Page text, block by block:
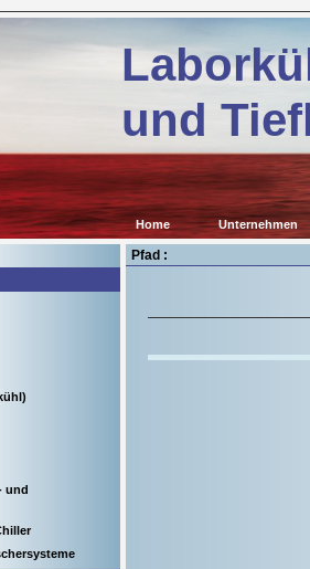
und
Home Unternehmen
und
Pfad :